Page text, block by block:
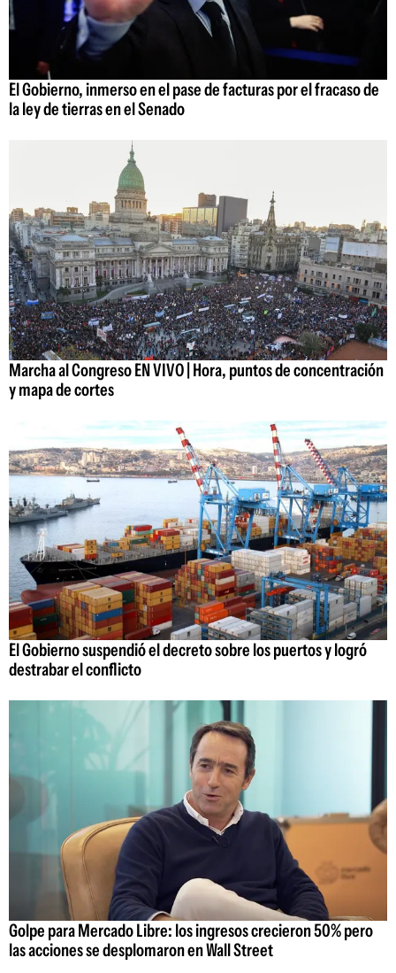
El Gobierno, inmerso en el pase de facturas por el fracaso de
la ley de tierras en el Senado
Marcha al Congreso EN VIVO | Hora, puntos de concentración
y mapa de cortes
El Gobierno suspendió el decreto sobre los puertos y logró
destrabar el conflicto
Golpe para Mercado Libre: los ingresos crecieron 50% pero
las acciones se desplomaron en Wall Street